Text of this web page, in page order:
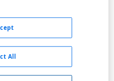
Salmor
All